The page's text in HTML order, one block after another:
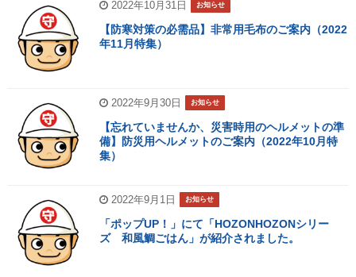
2022年10月31日 お知らせ
【防寒対策の必需品】非常用毛布のご案内（2022
年11月特集）
2022年9月30日 お知らせ
【忘れていませんか、災害時用のヘルメットの準
備】防災用ヘルメットのご案内（2022年10月特
集）
2022年9月1日 お知らせ
「ポップUP！」にて「HOZONHOZONシリー
ズ 和風鯛ごはん」が紹介されました。